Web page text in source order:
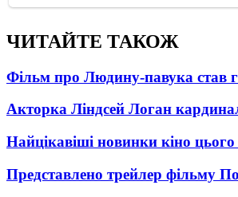
ЧИТАЙТЕ ТАКОЖ
Фільм про Людину-павука став
Акторка Ліндсей Логан
Найцікавіші новинки кіно
Представлено трейлер фільму